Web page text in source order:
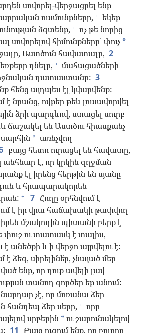
սովորել-վերջացրել ենք
ուսմունքները, + եկեք
ձգտենք, + ոչ թե նորից
սովորելով հիմունքները՝ փուչ *
Աստծուն հավատալը, 2
դնելը, + մահացածների
դատաստանը: 3
հենց այդպես էլ կվարվենք:
է նրանց, ովքեր թեև լուսավորվել
ձրի պարգևով, ստացել սուրբ
ճաշակել են Աստծու հիասքանչ
* առնչվող
բայց հետո ուրացել են հավատը,
է, որ կրկին զղջման
էլ իրենց հերթին են սյանը
և հրապարակորեն
+ 7 Հողը օրհնվում է
է իր վրա հաճախակի թափվող
մշակողին պիտանի բերք է
փուշ ու տատասկ է տալիս,
և ի վերջո այրվելու է:
է ձեզ, սիրելինե՛ր, չնայած մեր
ենք, որ դուք ավելի լավ
տանող գործեր եք անում:
չէ, որ մոռանա ձեր
հանդեպ ձեր սերը, + որը
սրբերին *ու շարունակելով
11 Բայց ուզում ենք, որ բոլորդ